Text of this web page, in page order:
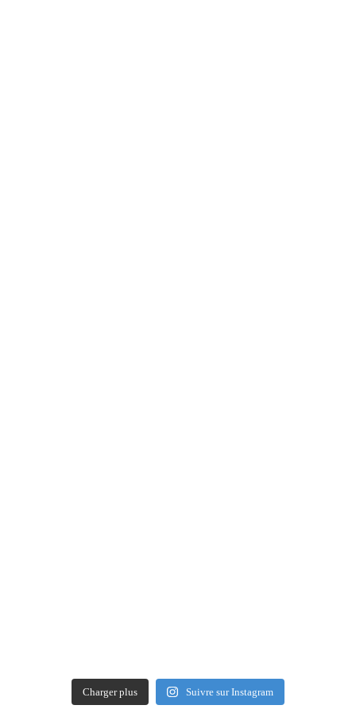
Charger plus Suivre sur Instagram